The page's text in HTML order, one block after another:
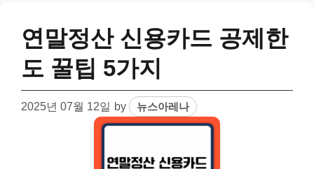
연말정산 신용카드 공제한
도 꿀팁 5가지
2025년 07월 12일 by 뉴스아레나